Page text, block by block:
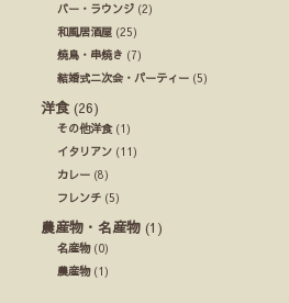
バー・ラウンジ (2)
和風居酒屋 (25)
焼鳥・串焼き (7)
結婚式ニ次会・パーティー (5)
洋食 (26)
その他洋食(1)
イタリアン (11)
カレー (8)
フレンチ (5)
農産物・名産物 (1)
名産物(0)
農産物(1)